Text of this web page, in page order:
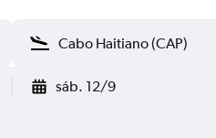
sáb. 12/9